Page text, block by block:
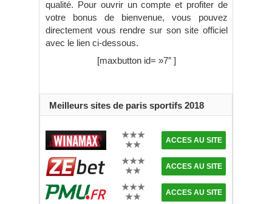
qualité. Pour ouvrir un compte et profiter de
votre bonus de bienvenue, vous pouvez
directement vous rendre sur son site officiel
avec le lien ci-dessous.
[maxbutton id= »7″ ]
Meilleurs sites de paris sportifs 2018
★★★
★★
ACCES AU SITE
★★★
★★
ACCES AU SITE
★★★
★★
ACCES AU SITE